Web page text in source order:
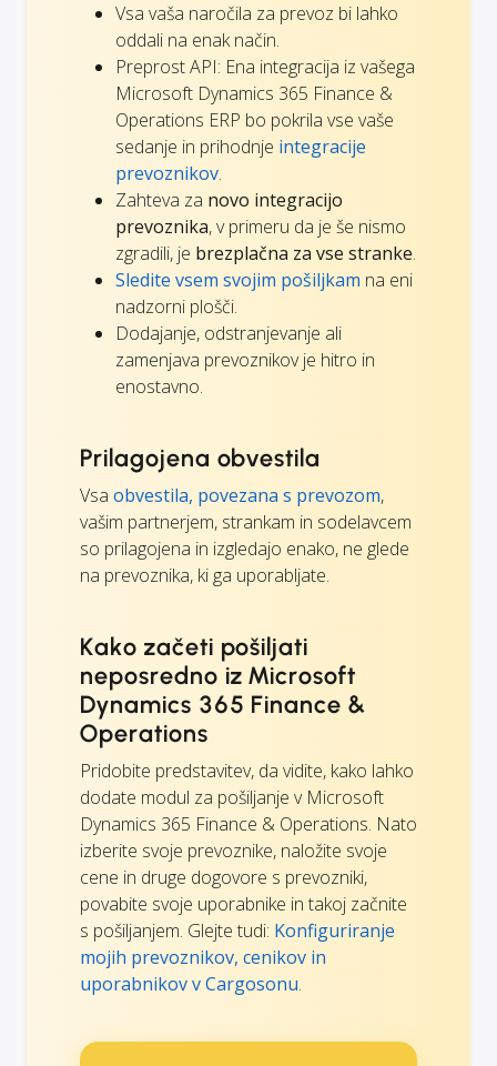
Vsa vaša naročila za prevoz bi lahko
oddali na enak način.
Preprost API: Ena integracija iz vašega
Microsoft Dynamics 365 Finance &
Operations ERP bo pokrila vse vaše
sedanje in prihodnje integracije
prevoznikov.
Zahteva za novo integracijo
prevoznika, v primeru da je še nismo
zgradili, je brezplačna za vse stranke.
Sledite vsem svojim pošiljkam na eni
nadzorni plošči.
Dodajanje, odstranjevanje ali
zamenjava prevoznikov je hitro in
enostavno.
Prilagojena obvestila
Vsa obvestila, povezana s prevozom,
vašim partnerjem, strankam in sodelavcem
so prilagojena in izgledajo enako, ne glede
na prevoznika, ki ga uporabljate.
Kako začeti pošiljati
neposredno iz Microsoft
Dynamics 365 Finance &
Operations
Pridobite predstavitev, da vidite, kako lahko
dodate modul za pošiljanje v Microsoft
Dynamics 365 Finance & Operations. Nato
izberite svoje prevoznike, naložite svoje
cene in druge dogovore s prevozniki,
povabite svoje uporabnike in takoj začnite
s pošiljanjem. Glejte tudi: Konfiguriranje
mojih prevoznikov, cenikov in
uporabnikov v Cargosonu.